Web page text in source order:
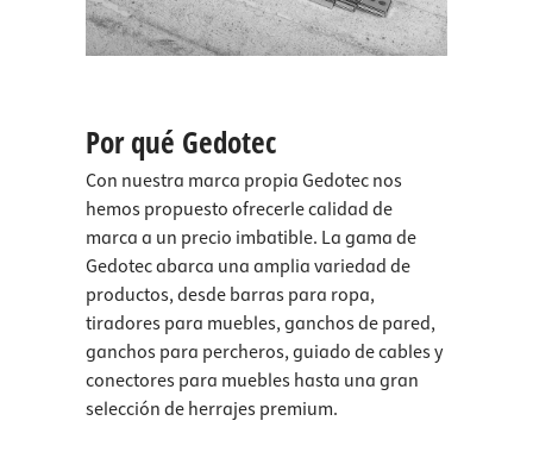
Por qué Gedotec
Con nuestra marca propia Gedotec nos
hemos propuesto ofrecerle calidad de
marca a un precio imbatible. La gama de
Gedotec abarca una amplia variedad de
productos, desde barras para ropa,
tiradores para muebles, ganchos de pared,
ganchos para percheros, guiado de cables y
conectores para muebles hasta una gran
selección de herrajes premium.